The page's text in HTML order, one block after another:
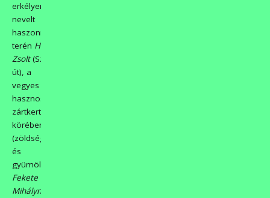
erkélyen
nevelt
haszonnövények
terén Hangodi
Zsolt(Szolnoki
út), a
vegyes
hasznosítású
zártkertek
körében
(zöldség
és
gyümölcs)
Fekete
Mihályné